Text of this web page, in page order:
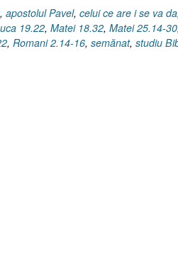
, apostolul Pavel, celui ce are i se va da
19.22, Matei 18.32, Matei 25.14-30
, Romani 2.14-16, semănat, studiu